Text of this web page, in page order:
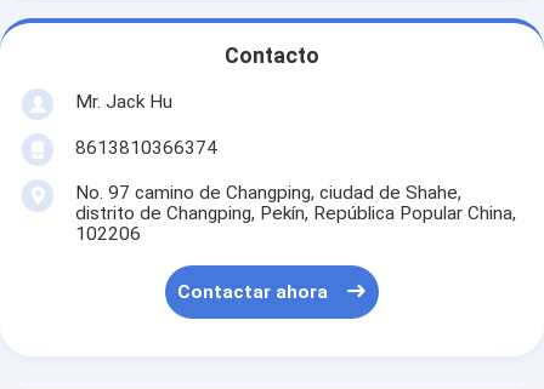
Contacto
Mr. Jack Hu
8613810366374
No. 97 camino de Changping, ciudad de Shahe,
distrito de Changping, Pekín, República Popular China,
102206
Contactar ahora